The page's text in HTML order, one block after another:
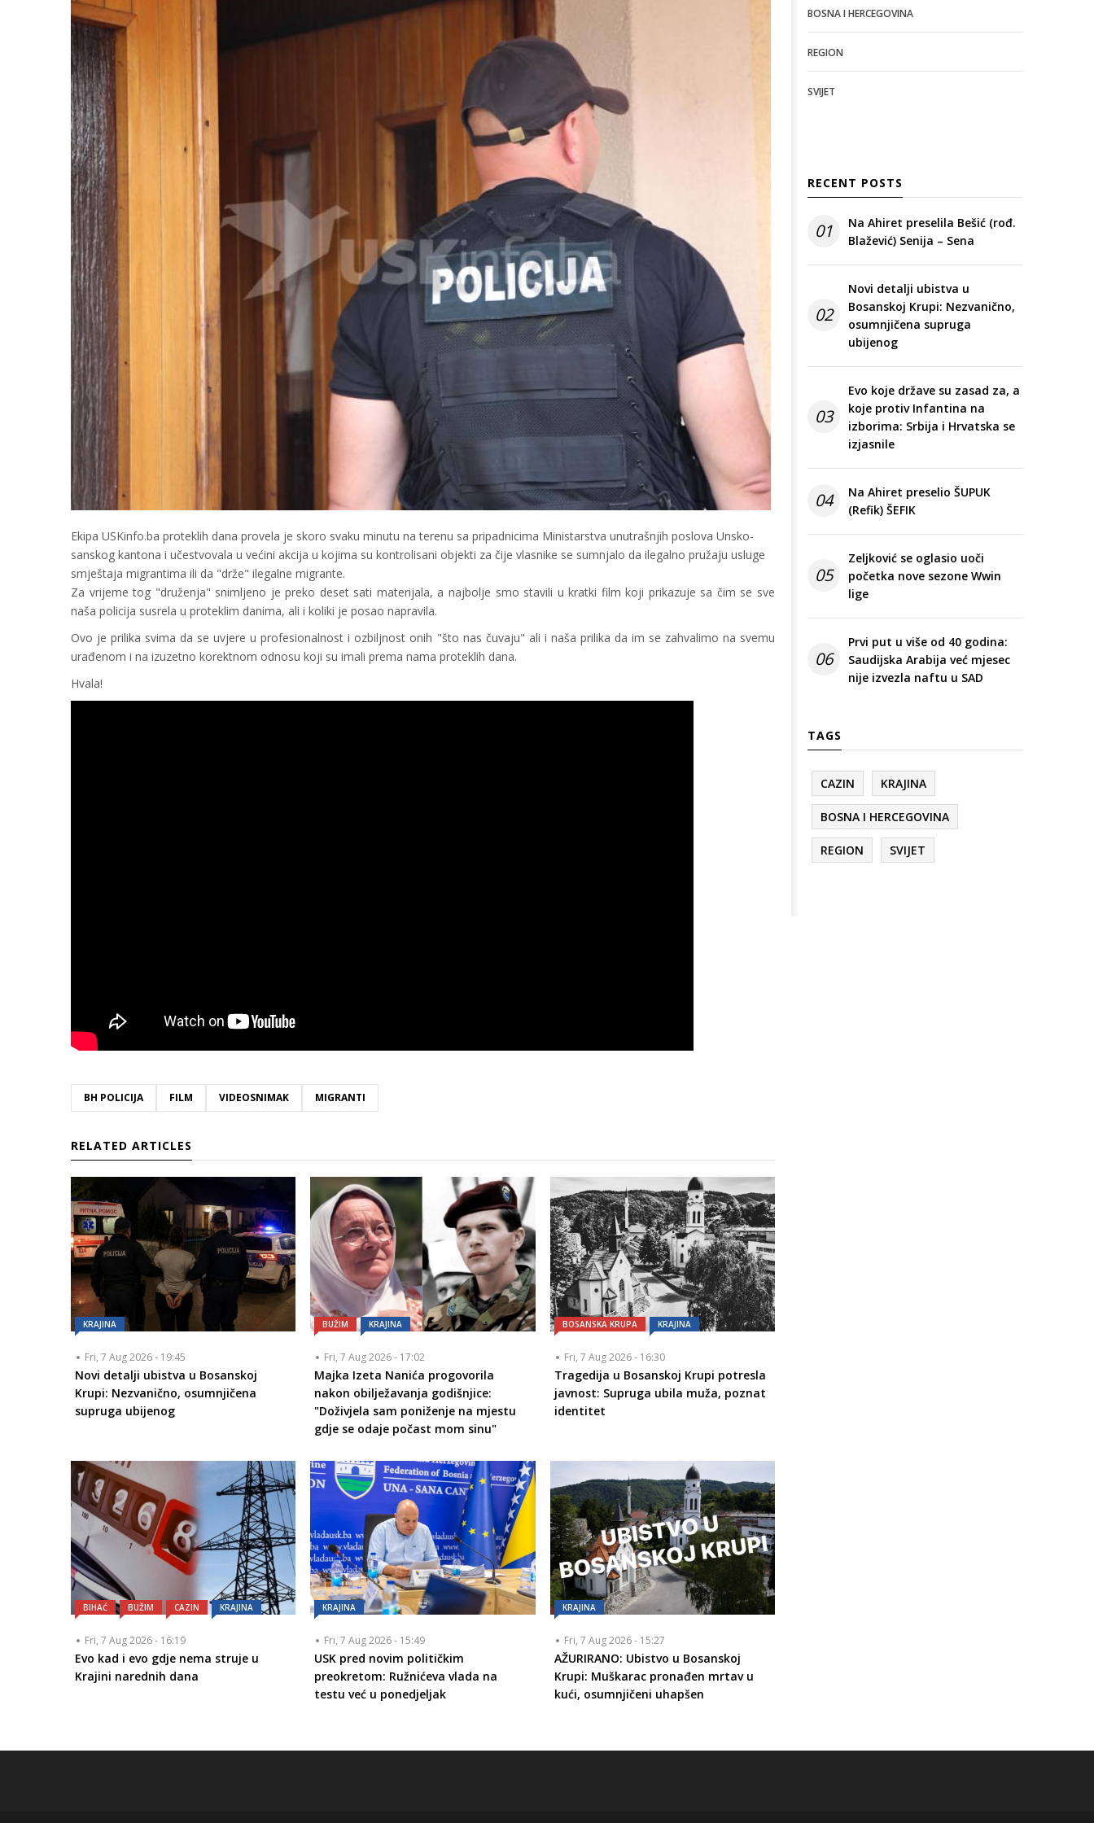
Ekipa USKinfo.ba proteklih dana provela je skoro svaku minutu na terenu sa pripadnicima Ministarstva unutrašnjih poslova Unsko-
sanskog kantona i učestvovala u većini akcija u kojima su kontrolisani objekti za čije vlasnike se sumnjalo da ilegalno pružaju usluge
smještaja migrantima ili da "drže" ilegalne migrante.
Za vrijeme tog "druženja" snimljeno je preko deset sati materijala, a najbolje smo stavili u kratki film koji prikazuje sa čim se sve
naša policija susrela u proteklim danima, ali i koliki je posao napravila.
Ovo je prilika svima da se uvjere u profesionalnost i ozbiljnost onih "što nas čuvaju" ali i naša prilika da im se zahvalimo na svemu
urađenom i na izuzetno korektnom odnosu koji su imali prema nama proteklih dana.
Hvala!
BH POLICIJA FILM VIDEOSNIMAK MIGRANTI
RELATED ARTICLES
KRAJINA
Fri, 7 Aug 2026 - 19:45
Novi detalji ubistva u Bosanskoj
Krupi: Nezvanično, osumnjičena
supruga ubijenog
BUŽIM KRAJINA
Fri, 7 Aug 2026 - 17:02
Majka Izeta Nanića progovorila
nakon obilježavanja godišnjice:
"Doživjela sam poniženje na mjestu
gdje se odaje počast mom sinu"
BOSANSKA KRUPA KRAJINA
Fri, 7 Aug 2026 - 16:30
Tragedija u Bosanskoj Krupi potresla
javnost: Supruga ubila muža, poznat
identitet
BIHAĆ BUŽIM CAZIN KRAJINA
Fri, 7 Aug 2026 - 16:19
Evo kad i evo gdje nema struje u
Krajini narednih dana
KRAJINA
Fri, 7 Aug 2026 - 15:49
USK pred novim političkim
preokretom: Ružnićeva vlada na
testu već u ponedjeljak
KRAJINA
Fri, 7 Aug 2026 - 15:27
AŽURIRANO: Ubistvo u Bosanskoj
Krupi: Muškarac pronađen mrtav u
kući, osumnjičeni uhapšen
BOSNA I HERCEGOVINA
REGION
SVIJET
RECENT POSTS
01
Na Ahiret preselila Bešić (rođ.
Blažević) Senija – Sena
02
Novi detalji ubistva u
Bosanskoj Krupi: Nezvanično,
osumnjičena supruga
ubijenog
03
Evo koje države su zasad za, a
koje protiv Infantina na
izborima: Srbija i Hrvatska se
izjasnile
04
Na Ahiret preselio ŠUPUK
(Refik) ŠEFIK
05
Zeljković se oglasio uoči
početka nove sezone Wwin
lige
06
Prvi put u više od 40 godina:
Saudijska Arabija već mjesec
nije izvezla naftu u SAD
TAGS
CAZIN KRAJINA
BOSNA I HERCEGOVINA
REGION SVIJET